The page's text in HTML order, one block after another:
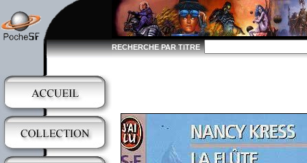
RECHERCHE PAR TITRE